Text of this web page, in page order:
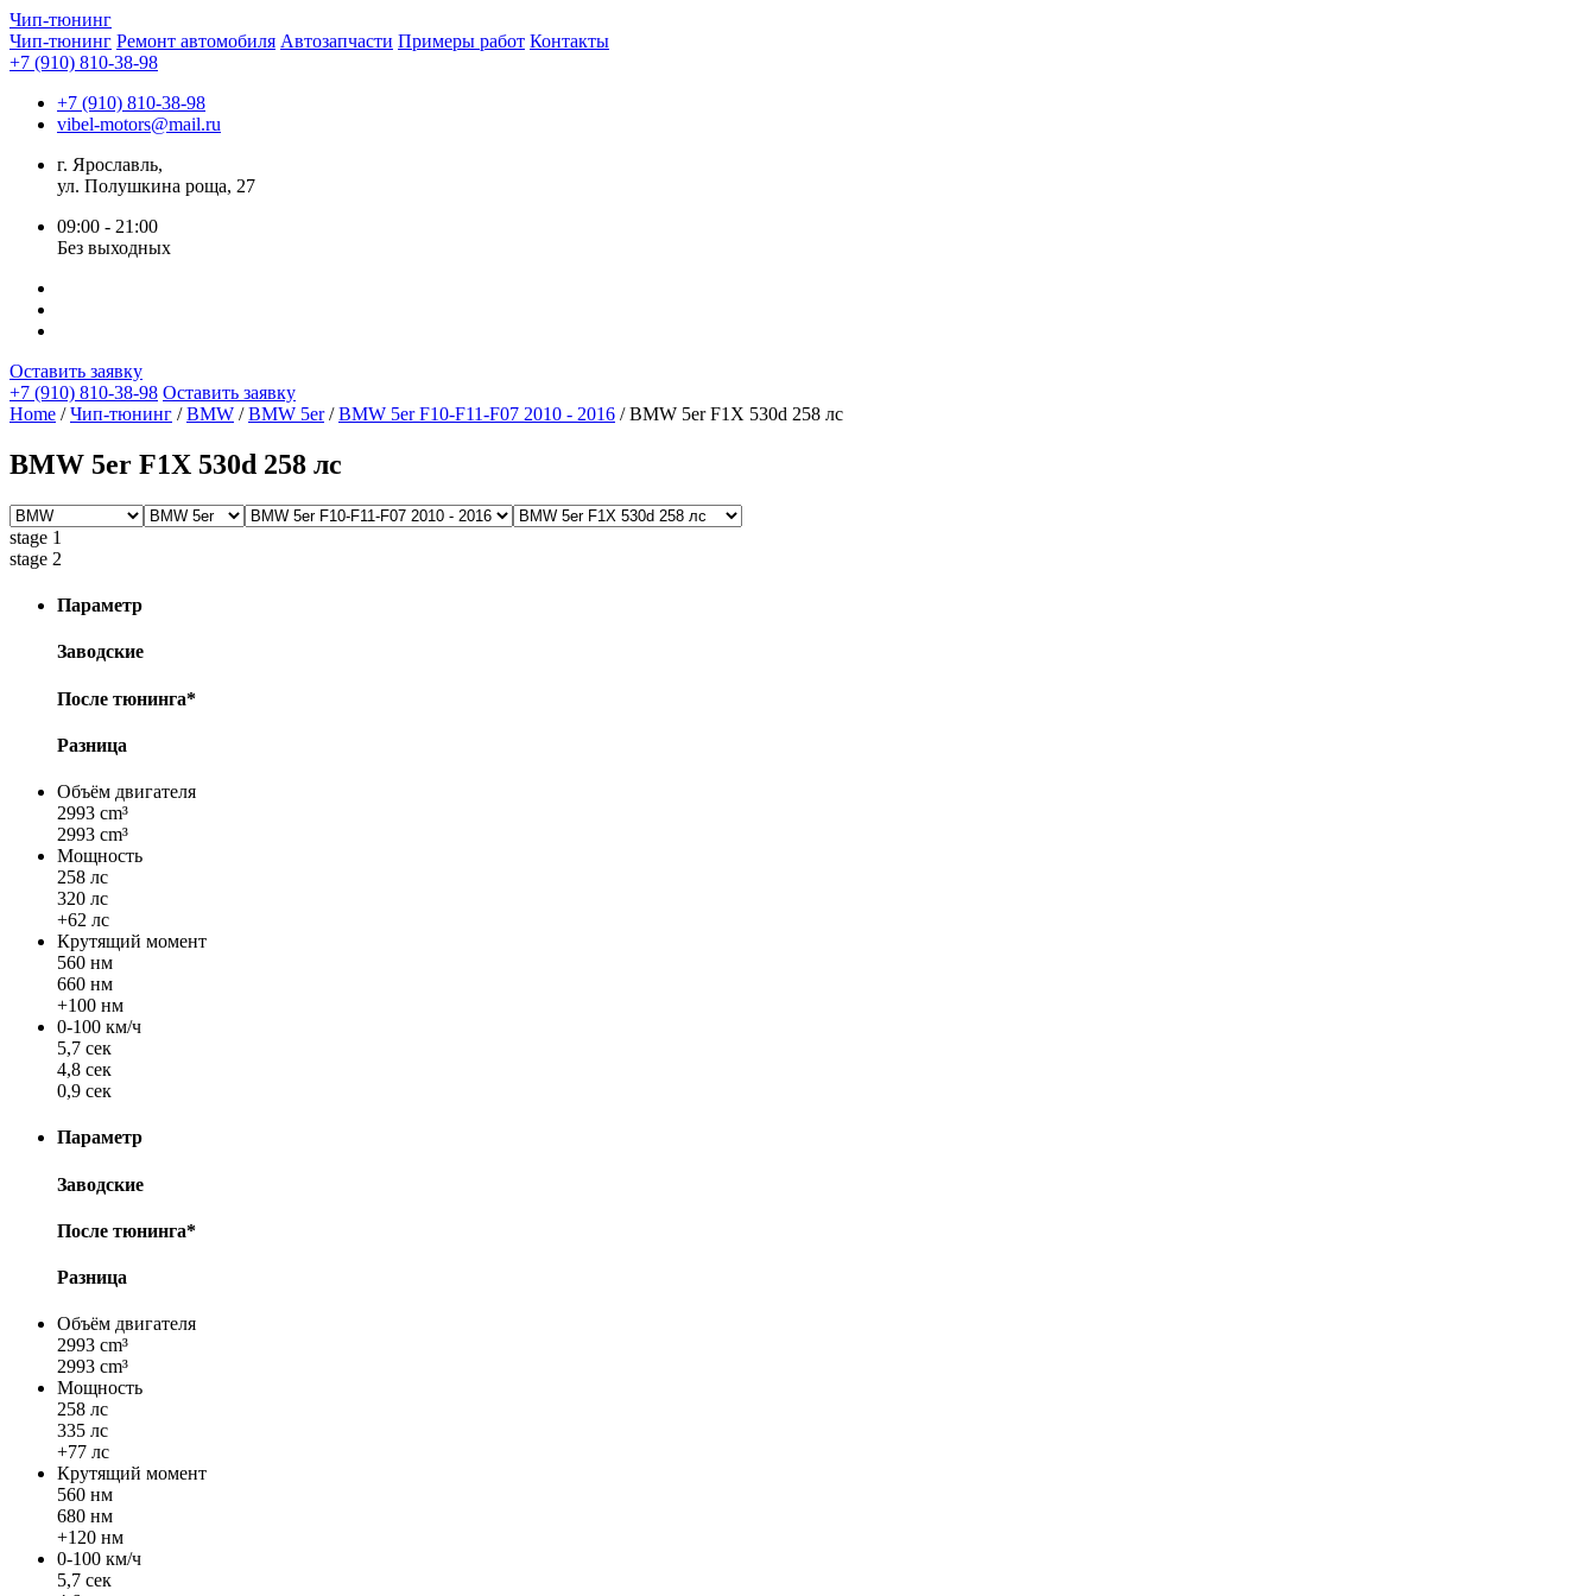
Чип-тюнинг
Чип-тюнинг Ремонт автомобиля Автозапчасти Примеры работ Контакты
+7 (910) 810-38-98
+7 (910) 810-38-98
vibel-motors@mail.ru
г. Ярославль,
ул. Полушкина роща, 27
09:00 - 21:00
Без выходных
Оставить заявку
+7 (910) 810-38-98 Оставить заявку
Home /Чип-тюнинг /BMW /BMW 5er/BMW 5er F10-F11-F07 2010 - 2016 / BMW 5er F1X 530d 258 лс
BMW 5er F1X 530d 258 лс
stage 1
stage 2
Параметр
Заводские
После тюнинга*
Разница
Объём двигателя
2993 cm³
2993 cm³
Мощность
258 лс
320 лс
+62 лс
Крутящий момент
560 нм
660 нм
+100 нм
0-100 км/ч
5,7 сек
4,8 сек
0,9 сек
Параметр
Заводские
После тюнинга*
Разница
Объём двигателя
2993 cm³
2993 cm³
Мощность
258 лс
335 лс
+77 лс
Крутящий момент
560 нм
680 нм
+120 нм
0-100 км/ч
5,7 сек